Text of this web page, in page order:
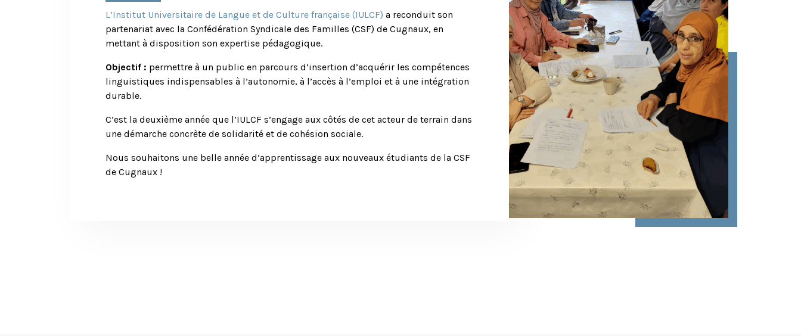
L’Institut Universitaire de Langue et de Culture française (IULCF) a reconduit son
partenariat avec la Confédération Syndicale des Familles (CSF) de Cugnaux, en
mettant à disposition son expertise pédagogique.
Objectif : permettre à un public en parcours d’insertion d’acquérir les compétences
linguistiques indispensables à l’autonomie, à l’accès à l’emploi et à une intégration
durable.
C’est la deuxième année que l’IULCF s’engage aux côtés de cet acteur de terrain dans
une démarche concrète de solidarité et de cohésion sociale.
Nous souhaitons une belle année d’apprentissage aux nouveaux étudiants de la CSF
de Cugnaux !